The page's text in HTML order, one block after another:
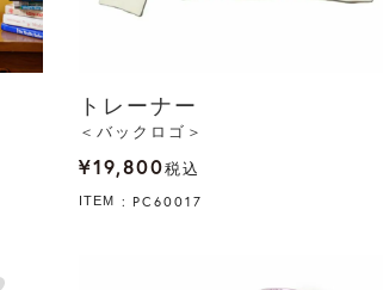
トレーナー
＜バックロゴ＞
¥19,800税込
ITEM PC60017